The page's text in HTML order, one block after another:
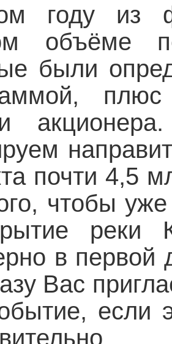
году из
объёме
были
почти 4,5
чтобы
реки
в первой
Вас
если